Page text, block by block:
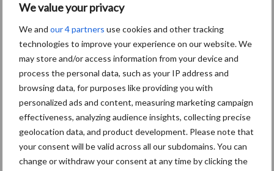
We value your privacy
We and our 4 partners use cookies and other tracking
technologies to improve your experience on our website. We
may store and/or access information from your device and
process the personal data, such as your IP address and
browsing data, for purposes like providing you with
personalized ads and content, measuring marketing campaign
effectiveness, analyzing audience insights, collecting precise
geolocation data, and product development. Please note that
your consent will be valid across all our subdomains. You can
change or withdraw your consent at any time by clicking the
ForFarmers ziet volume en
marktaandeel groeien in
krimpende Nederlandse
markt
Themapagina's
Diergezondheid Bemesting Fokkerij